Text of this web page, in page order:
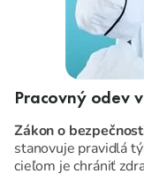
Pracovný odev
Zákon o
stanovuje pravidlá
cieľom je chrániť